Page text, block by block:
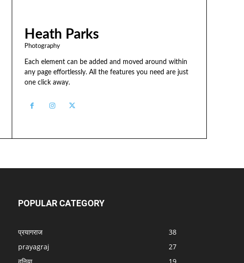
Heath Parks
Photography
Each element can be added and moved around within
any page effortlessly. All the features you need are just
one click away.
POPULAR CATEGORY
प्रयागराज
38
prayagraj
27